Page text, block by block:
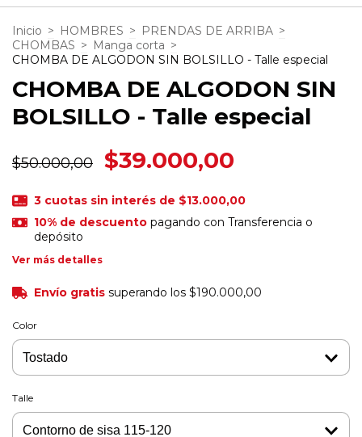
Inicio > HOMBRES > PRENDAS DE ARRIBA >
CHOMBAS > Manga corta >
CHOMBA DE ALGODON SIN BOLSILLO - Talle especial
CHOMBA DE ALGODON SIN
BOLSILLO - Talle especial
$50.000,00 $39.000,00
3 cuotas sin interés de $13.000,00
10% de descuentopagando con Transferencia o
depósito
Ver más detalles
Envío gratis superando los $190.000,00
Color
Talle